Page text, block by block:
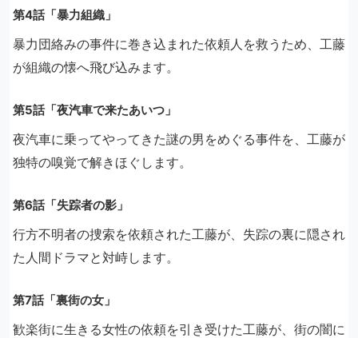
第4話「暴力組織」
暴力団絡みの事件に巻き込まれた依頼人を救うため、工藤
が組織の懐へ飛び込みます。
第5話「夜汽車で来たあいつ」
夜汽車に乗ってやってきた謎の男をめぐる事件を、工藤が
独特の嗅覚で解きほぐします。
第6話「失踪者の影」
行方不明者の捜索を依頼された工藤が、失踪の裏に隠され
た人間ドラマと対峙します。
第7話「裏街の女」
歓楽街に生きる女性の依頼を引き受けた工藤が、街の闇に